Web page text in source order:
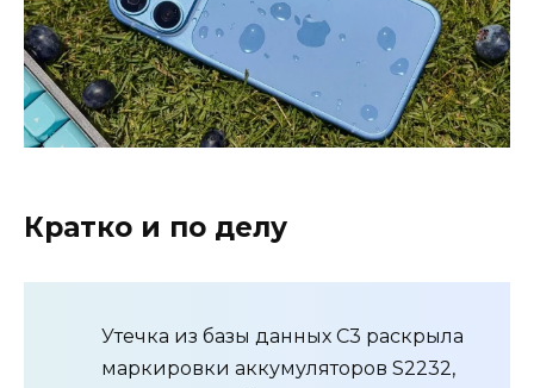
Кратко и по делу
Утечка из базы данных C3 раскрыла
маркировки аккумуляторов S2232,